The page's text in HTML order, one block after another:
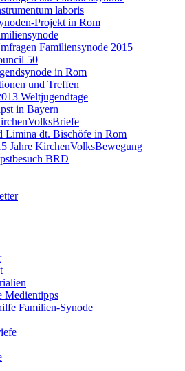
laboris
Projekt in Rom
Familiensynode 2015
50
in Rom
und Treffen
Weltjugendtage
in Bayern
Limina dt. Bischöfe in Rom
Jahre KirchenVolksBewegung
BRD
Medientipps
Familien-Synode